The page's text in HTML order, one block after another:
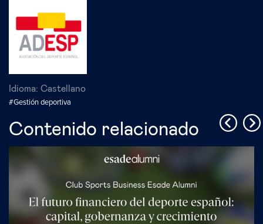
Idioma: Castellano
#Gestión deportiva
Contenido relacionado